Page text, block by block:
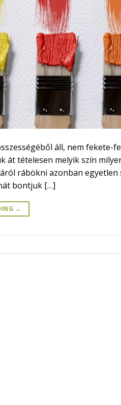
áll, nem fekete-
tételesen melyik szín
rábökni azonban
bontjuk […]
→